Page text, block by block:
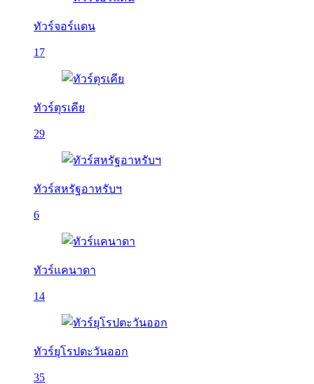
ทัวร์จอร์แดน
17
ทัวร์ตุรเคีย
29
ทัวร์สหรัฐอาหรับฯ
6
ทัวร์แคนาดา
14
ทัวร์ยุโรปตะวันออก
35